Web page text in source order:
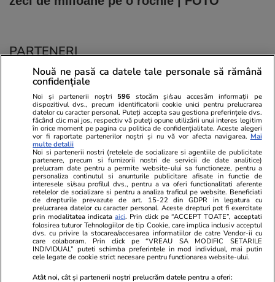
PARTENERI
Viva.ro
Ce s-a aflat despre prima soție a lui Claudiu
Manda i-a suprins pe toți! Dar mai ales gestul
făcut de Olguța pentru mama copilului
soțului e chiar cir...
Unica.ro
Nu și ei! S-au
căsnicie! Cei doi
secret. Nimeni
motiv al
Nouă ne pasă ca datele tale personale să rămână
confidențiale
Noi și partenerii noștri 596 stocăm și/sau accesăm informații pe
dispozitivul dvs., precum identificatorii cookie unici pentru prelucrarea
datelor cu caracter personal. Puteți accepta sau gestiona preferințele dvs.
făcând clic mai jos, respectiv vă puteți opune utilizării unui interes legitim
în orice moment pe pagina cu politica de confidențialitate. Aceste alegeri
vor fi raportate partenerilor noștri și nu vă vor afecta navigarea. Mai
multe detalii
Noi si partenerii nostri (retelele de socializare si agentiile de publicitate
partenere, precum si furnizorii nostri de servicii de date analitice)
prelucram date pentru a permite website-ului sa functioneze, pentru a
personaliza continutul si anunturile publicitare afisate in functie de
interesele si/sau profilul dvs., pentru a va oferi functionalitati aferente
retelelor de socializare si pentru a analiza traficul pe website. Beneficiati
de drepturile prevazute de art. 15-22 din GDPR in legatura cu
prelucrarea datelor cu caracter personal. Aceste drepturi pot fi exercitate
prin modalitatea indicataaici. Prin click pe “ACCEPT TOATE”, acceptati
folosirea tuturor Tehnologiilor de tip Cookie, care implica inclusiv acceptul
dvs. cu privire la stocarea/accesarea informatiilor de catre Vendor-ii cu
care colaboram. Prin click pe “VREAU SA MODIFIC SETARILE
INDIVIDUAL” puteti schimba preferintele in mod individual, mai putin
cele legate de cookie strict necesare pentru functionarea website-ului.
Atât noi, cât și partenerii noștri prelucrăm datele pentru a oferi: